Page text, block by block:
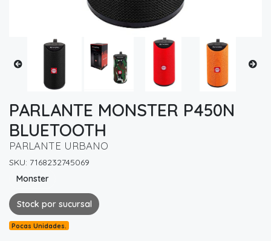
PARLANTE MONSTER P450N
BLUETOOTH
PARLANTE URBANO
SKU: 7168232745069
Monster
Stock por sucursal
Pocas Unidades.